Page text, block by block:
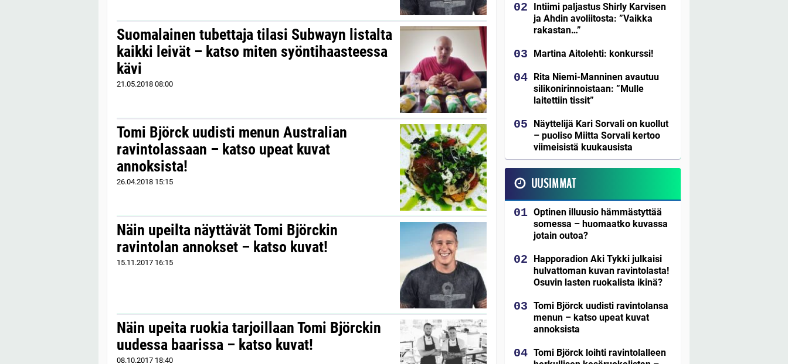
Suomalainen tubettaja tilasi Subwayn listalta
kaikki leivät – katso miten syöntihaasteessa
kävi
21.05.2018 08:00
Tomi Björck uudisti menun Australian
ravintolassaan – katso upeat kuvat
annoksista!
26.04.2018 15:15
Näin upeilta näyttävät Tomi Björckin
ravintolan annokset – katso kuvat!
15.11.2017 16:15
Näin upeita ruokia tarjoillaan Tomi Björckin
uudessa baarissa – katso kuvat!
08.10.2017 18:40
Intiimi paljastus Shirly Karvisen
ja Ahdin avoliitosta: ”Vaikka
rakastan…”
Martina Aitolehti: konkurssi!
Rita Niemi-Manninen avautuu
silikonirinnoistaan: ”Mulle
laitettiin tissit”
Näyttelijä Kari Sorvali on kuollut
– puoliso Miitta Sorvali kertoo
viimeisistä kuukausista
UUSIMMAT
Optinen illuusio hämmästyttää
somessa – huomaatko kuvassa
jotain outoa?
Happoradion Aki Tykki julkaisi
hulvattoman kuvan ravintolasta!
Osuvin lasten ruokalista ikinä?
Tomi Björck uudisti ravintolansa
menun – katso upeat kuvat
annoksista
Tomi Björck loihti ravintolalleen